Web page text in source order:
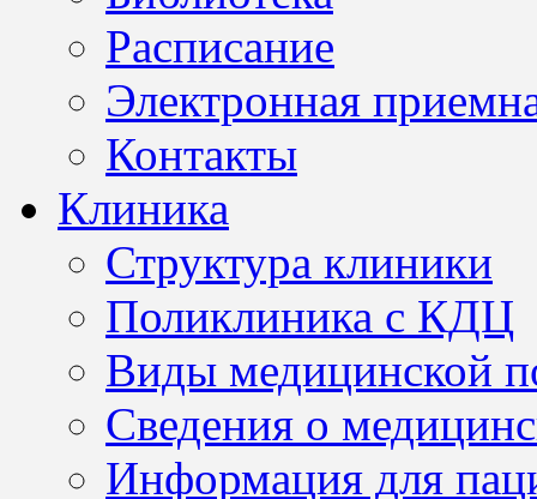
Расписание
Электронная
Контакты
Клиника
Структура клиники
Поликлиника с КДЦ
Виды медицинской
Сведения о
Информация для